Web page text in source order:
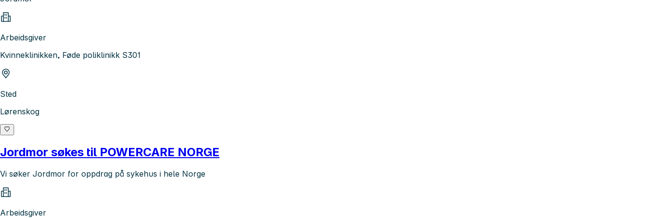
Arbeidsgiver
Kvinneklinikken, Føde poliklinikk S301
Sted
Lørenskog
Jordmor søkes til POWERCARE NORGE
Vi søker Jordmor for oppdrag på sykehus i hele Norge
Arbeidsgiver